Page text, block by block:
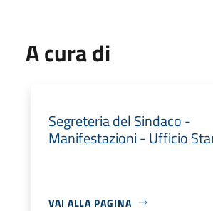
A cura di
Segreteria del Sindaco -
Manifestazioni - Ufficio
VAI ALLA PAGINA